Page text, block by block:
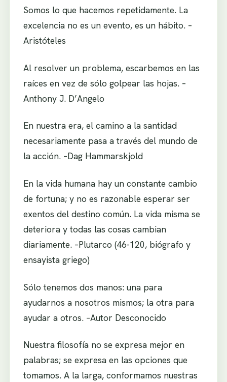
Somos lo que hacemos repetidamente. La
excelencia no es un evento, es un hábito. –
Aristóteles
Al resolver un problema, escarbemos en las
raíces en vez de sólo golpear las hojas. –
Anthony J. D’Angelo
En nuestra era, el camino a la santidad
necesariamente pasa a través del mundo de
la acción. –Dag Hammarskjold
En la vida humana hay un constante cambio
de fortuna; y no es razonable esperar ser
exentos del destino común. La vida misma se
deteriora y todas las cosas cambian
diariamente. –Plutarco (46-120, biógrafo y
ensayista griego)
Sólo tenemos dos manos: una para
ayudarnos a nosotros mismos; la otra para
ayudar a otros. –Autor Desconocido
Nuestra filosofía no se expresa mejor en
palabras; se expresa en las opciones que
tomamos. A la larga, conformamos nuestras